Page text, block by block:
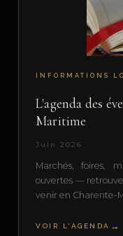
INFORMATIONS
L'agenda des
Maritime
Juin 2026
Marchés, foires,
ouvertes —
venir en Charente-
VOIR L'AGENDA